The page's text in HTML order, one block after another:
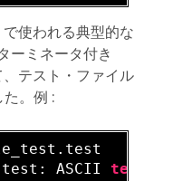
使われる典型的な
ーミネータ付き
テスト・ファイル
。例 :
ASCII text